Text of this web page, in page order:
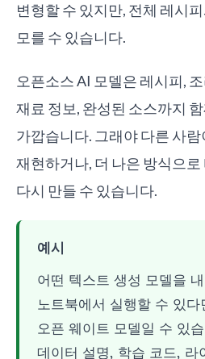
변형할 수 있지만, 전체 레시
모를 수 있습니다.
오픈소스 AI 모델은 레시피,
재료 정보, 완성된 소스까지
가깝습니다. 그래야 다른 사
재현하거나, 더 나은 방식으
다시 만들 수 있습니다.
예시
어떤 텍스트 생성 모델을
노트북에서 실행할 수 있
오픈 웨이트 모델일 수 있
데이터 설명, 학습 코드, 라